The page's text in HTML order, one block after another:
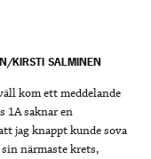
KIRSTI SALMINEN
kom ett meddelande
1A saknar en
jag knappt kunde sova
närmaste krets,